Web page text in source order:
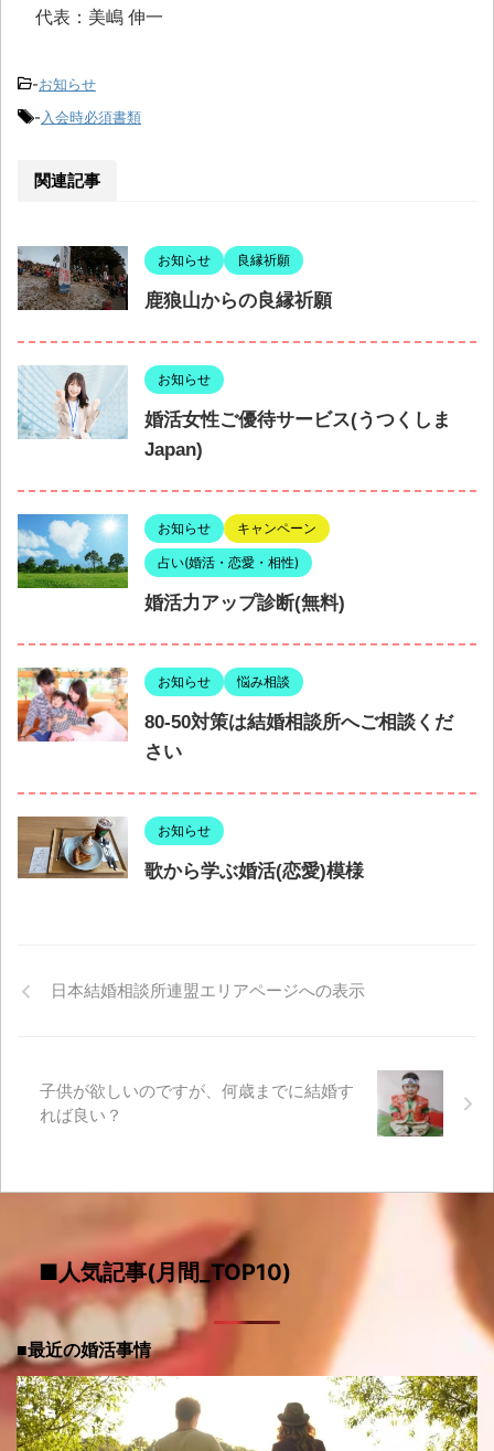
代表：美嶋 伸一
-お知らせ
- 入会時必須書類
関連記事
お知らせ 良縁祈願
鹿狼山からの良縁祈願
お知らせ
婚活女性ご優待サービス(うつくしま
Japan)
お知らせ キャンペーン
占い(婚活・恋愛・相性)
婚活力アップ診断(無料)
お知らせ 悩み相談
80-50対策は結婚相談所へご相談くだ
さい
お知らせ
歌から学ぶ婚活(恋愛)模様
日本結婚相談所連盟エリアページへの表示
子供が欲しいのですが、何歳までに結婚す
れば良い？
■人気記事(月間_TOP10)
■最近の婚活事情